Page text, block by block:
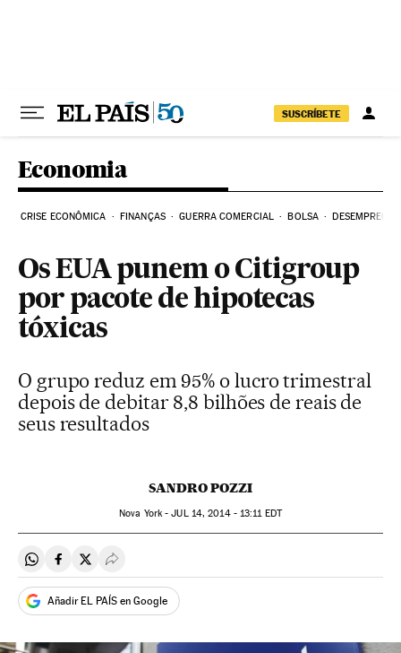
SUSCRÍBETE
Economia
CRISE ECONÔMICA FINANÇAS GUERRA COMERCIAL BOLSA DESEMPREGO
Os EUA punem o Citigroup
por pacote de hipotecas
tóxicas
O grupo reduz em 95% o lucro trimestral
depois de debitar 8,8 bilhões de reais de
seus resultados
SANDRO POZZI
Nova York -JUL14, 2014 - 13:11EDT
Compartir en Whatsapp
Compartir en Facebook
Compartir en Twitter
Desplegar Redes Sociales
Añadir EL PAÍS en Google